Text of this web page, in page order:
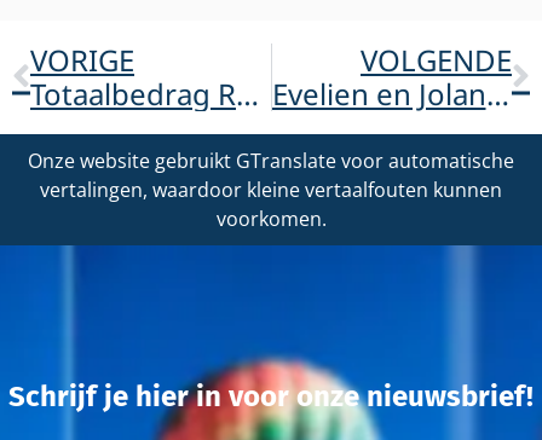
VORIGE
Totaalbedrag ReuzenWandelTocht bekend: €5.328,-!
VOLGENDE
Evelien en Jolanda bedankt!
Onze website gebruikt GTranslate voor automatische
vertalingen, waardoor kleine vertaalfouten kunnen
voorkomen.
Schrijf je hier in voor onze nieuwsbrief!